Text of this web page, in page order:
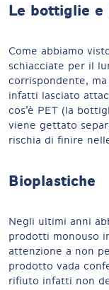
Le bottiglie e
Come abbiamo
schiacciate per il
corrispondente,
infatti lasciato
cos’è PET (la
viene gettato
rischia di finire
Bioplastiche
Negli ultimi anni
prodotti monouso
attenzione a non
prodotto vada
rifiuto infatti non